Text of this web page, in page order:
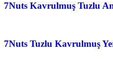
7Nuts Kavrulmuş Tuzlu
7Nuts Tuzlu Kavrulmuş Yer